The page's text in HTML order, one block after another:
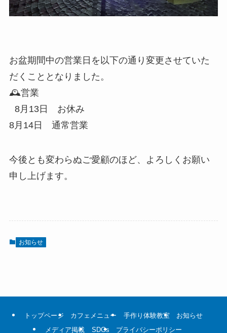
お盆期間中の営業日を以下の通り変更させていた
だくこととなりました。
🕰️営業
8月13日 お休み
8月14日 通常営業
今後とも変わらぬご愛顧のほど、よろしくお願い
申し上げます。
お知らせ
トップページ カフェメニュー 手作り体験教室
お知らせ
メディア掲載
SDGs プライバシーポリシー